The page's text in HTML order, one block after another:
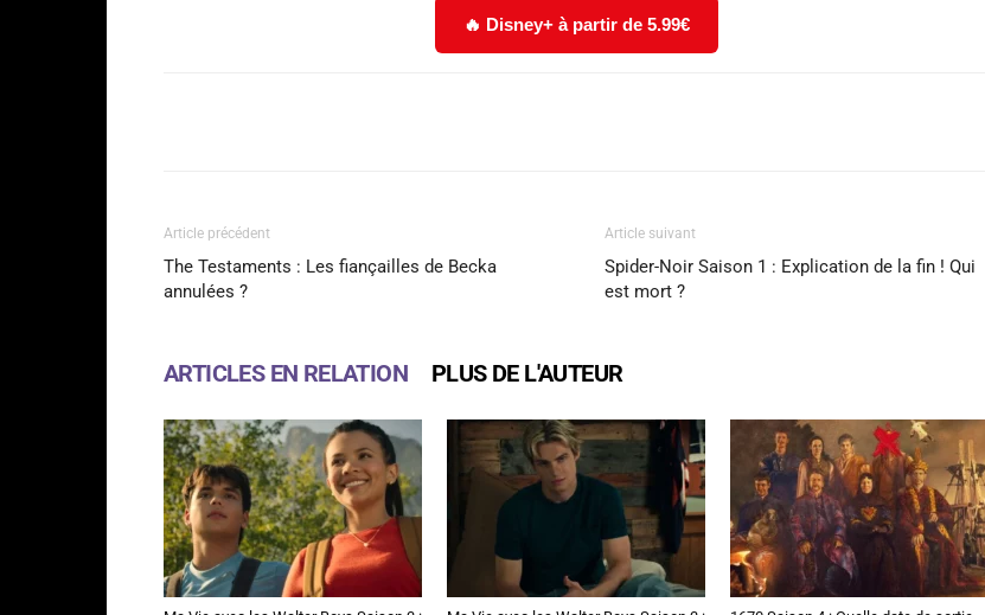
🔥 Disney+ à partir de 5.99€
Article précédent
The Testaments : Les fiançailles de Becka
annulées ?
Article suivant
Spider-Noir Saison 1 : Explication de la fin ! Qui
est mort ?
ARTICLES EN RELATION PLUS DE L'AUTEUR